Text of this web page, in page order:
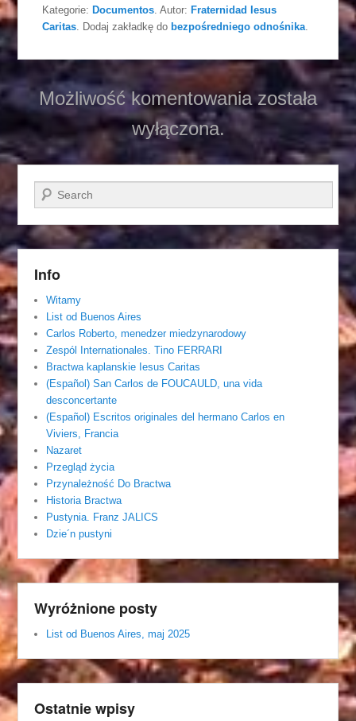
Kategorie:Documentos . Autor:Fraternidad Iesus
Caritas . Dodaj zakładkę do bezpośredniego odnośnika
Możliwość komentowania została
wyłączona.
Szukaj
Info
Witamy
List od Buenos Aires
Carlos Roberto, menedzer miedzynarodowy
Zespól Internationales. Tino FERRARI
Bractwa kaplanskie Iesus Caritas
(Español) San Carlos de FOUCAULD, una vida
desconcertante
(Español) Escritos originales del hermano Carlos en
Viviers, Francia
Nazaret
Przegląd życia
Przynależność Do Bractwa
Historia Bractwa
Pustynia. Franz JALICS
Dzie´n pustyni
Wyróżnione posty
List od Buenos Aires, maj 2025
Ostatnie wpisy